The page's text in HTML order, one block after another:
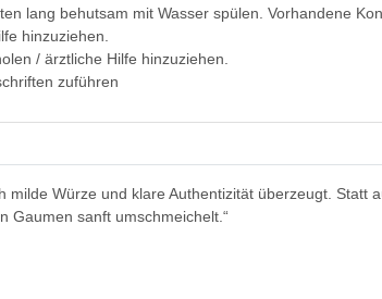
lang behutsam mit Wasser spülen. Vorhandene
hinzuziehen.
/ ärztliche Hilfe hinzuziehen.
zuführen
milde Würze und klare Authentizität überzeugt. Statt
Gaumen sanft umschmeichelt.“